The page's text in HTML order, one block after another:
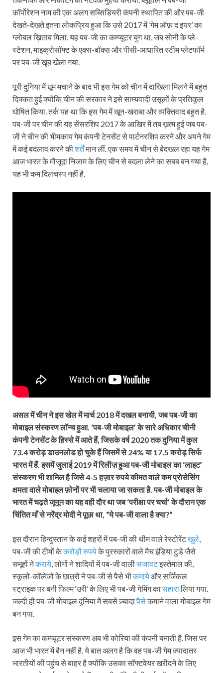
कॉर्पोरेशन नाम की एक अलग सब्सिडियरी कंपनी स्थापित की और पब-जी
देखते-देखते इतना लोकप्रिय हुआ कि उसे 2017 में ‘गेम ऑफ़ द इयर’ का
ग्लोबल ख़िताब मिला. यह पब-जी का कम्प्यूटर युग था, जब सोनी के प्ले-
स्टेशन, माइक्रोसॉफ्ट के एक्स-बॉक्स और पीसी-आधारित स्टीम प्लेटफॉर्म
पर पब-जी खूब खेला गया.
पूरी दुनिया में धूम मचाने के बाद भी इस गेम को चीन में दाखिला मिलने में बहुत
दिक्कत हुई क्योंकि चीन की सरकार ने इसे साम्यवादी उसूलों के प्रतिकूल
घोषित किया. तर्क यह था कि इस गेम में खून-खराबा और व्यक्तिवाद बहुत है.
पब-जी पर चीन की यह सेंसरशिप 2017 के आखिर में तब ख़त्म हुई जब पब-
जी ने चीन की भीमकाय गेम कंपनी टेनसेंट से पार्टनरशिप करने और अपने गेम
में कई बदलाव करने कीशर्तेंमान लीं. एक समय में चीन से बेदखल रहा यह गेम
आज भारत के मौजूदा निजाम के लिए चीन से बदला लेने का सबब बन गया है,
यह भी कम दिलचस्प नहीं है.
असल में चीन ने इस खेल में मार्च 2018 में दखल बनायी, जब पब-जी का
मोबाइल संस्करण लॉन्च हुआ. ‘पब-जी मोबाइल’ के सारे अधिकार चीनी
कंपनी टेनसेंट के हिस्से में आते हैं, जिसके वर्ष 2020 तक दुनिया में कुल
73.4 करोड़ डाउनलोड हो चुके हैं जिसमें से 24% या 17.5 करोड़ सिर्फ
भारत में हैं. इसमें जुलाई 2019 में रिलीज़ हुआ पब-जी मोबाइल का ‘लाइट’
संस्करण भी शामिल है जिसे 4-5 हज़ार रुपये कीमत वाले कम प्रोसेसिंग
क्षमता वाले मोबाइल फ़ोनों पर भी चलाया जा सकता है. पब-जी मोबाइल के
भारत में चढ़ते जूनून का यह वही दौर था जब ‘परीक्षा पर चर्चा’ के दौरान एक
चिंतित माँ से नरेंद्र मोदी ने पूछा था, “ये पब-जी वाला है क्या?”
इस दौरान हिन्दुस्तान के कई शहरों में पब-जी की थीम वाले रेस्टोरेंटखुले,
पब-जी की टीमों केकरोड़ों रुपयेके पुरस्कारों वाले मैच इंडिया टुडे जैसे
समूहों नेकराये, लोगों ने शादियों में पब-जी वालीसजावटइस्तेमाल की,
स्कूलों-कॉलेजों के छात्रों ने पब-जी से पैसे भीकमायेऔर सर्जिकल
स्ट्राइक पर बनी फिल्म ‘उरी’ के लिए भी पब-जी गेमिंग कासहारालिया गया.
जल्दी ही पब-जी मोबाइल दुनिया में सबसे ज़्यादापैसेकमाने वाला मोबाइल गेम
बन गया.
इस गेम का कम्प्यूटर संस्करण अब भी कोरिया की कंपनी बनाती है, जिस पर
आज भी भारत में बैन नहीं है. ये बात अलग है कि वह पब-जी गेम ज़्यादातर
भारतीयों की पहुंच से बाहर है क्योंकि उसका सॉफ्टवेयर खरीदने के लिए